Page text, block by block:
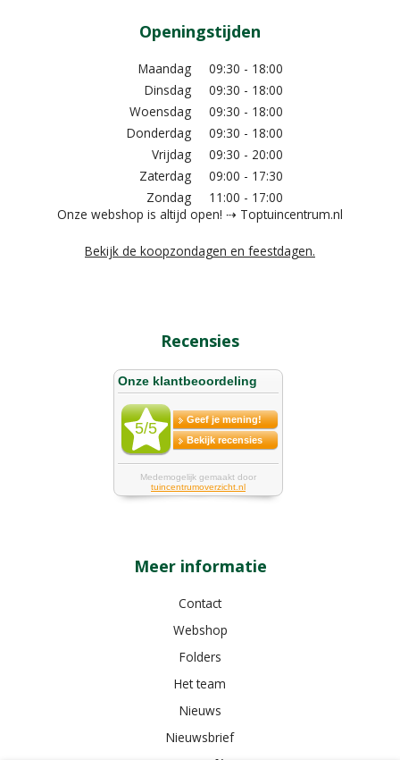
Openingstijden
Maandag
09:30 - 18:00
Dinsdag
09:30 - 18:00
Woensdag
09:30 - 18:00
Donderdag
09:30 - 18:00
Vrijdag
09:30 - 20:00
Zaterdag
09:00 - 17:30
Zondag
11:00 - 17:00
Onze webshop is altijd open! ⇢ Toptuincentrum.nl
Bekijk de koopzondagen en feestdagen.
Recensies
Meer informatie
Contact
Webshop
Folders
Het team
Nieuws
Nieuwsbrief